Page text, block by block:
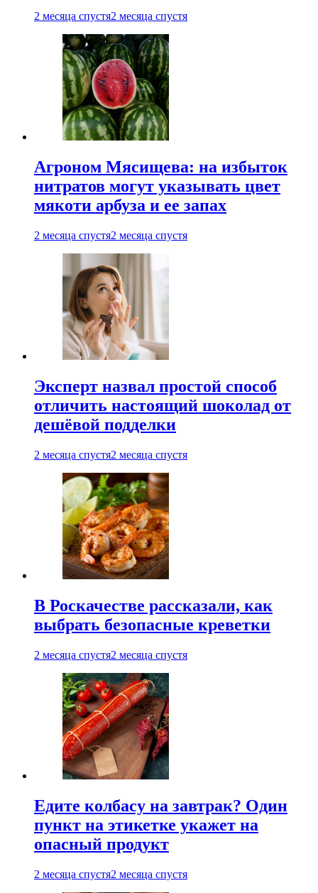
2 месяца спустя2 месяца спустя
Агроном Мясищева: на избыток
нитратов могут указывать цвет
мякоти арбуза и ее запах
2 месяца спустя2 месяца спустя
Эксперт назвал простой способ
отличить настоящий шоколад от
дешёвой подделки
2 месяца спустя2 месяца спустя
В Роскачестве рассказали, как
выбрать безопасные креветки
2 месяца спустя2 месяца спустя
Едите колбасу на завтрак? Один
пункт на этикетке укажет на
опасный продукт
2 месяца спустя2 месяца спустя